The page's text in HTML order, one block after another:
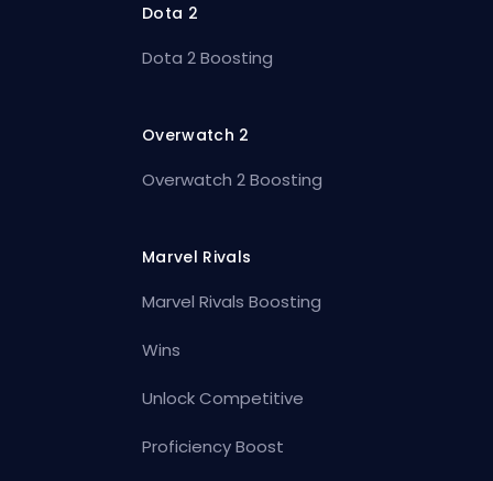
Dota 2
Dota 2 Boosting
Overwatch 2
Overwatch 2 Boosting
Marvel Rivals
Marvel Rivals Boosting
Wins
Unlock Competitive
Proficiency Boost